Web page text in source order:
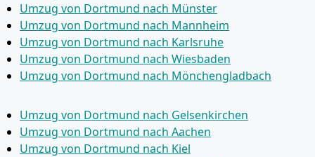
Umzug von Dortmund nach Münster
Umzug von Dortmund nach Mannheim
Umzug von Dortmund nach Karlsruhe
Umzug von Dortmund nach Wiesbaden
Umzug von Dortmund nach Mönchen­gladbach
Umzug von Dortmund nach Gelsenkirchen
Umzug von Dortmund nach Aachen
Umzug von Dortmund nach Kiel